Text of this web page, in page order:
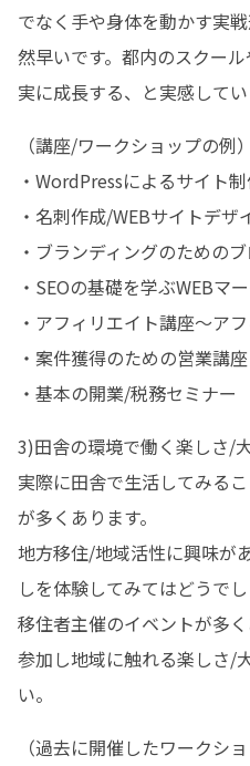
でなく手や身体を動かす実
然早いです。都内のスクー
実に成長する、と実感してい
（講座/ワークショップの例）
・WordPressによるサイト
・名刺作成/WEBサイトデザ
・ブランディングのための
・SEOの基礎を学ぶWEBマ
・アフィリエイト講座～ア
・案件獲得のための営業講座
・基本の開業/税務セミナー
3)田舎の環境で働く楽しさ/
実際に田舎で生活してみる
が多くあります。
地方移住/地域活性に興味が
しを体験してみてはどうで
移住者主催のイベントが多
参加し地域に触れる楽しさ/
い。
（過去に開催したワークシ